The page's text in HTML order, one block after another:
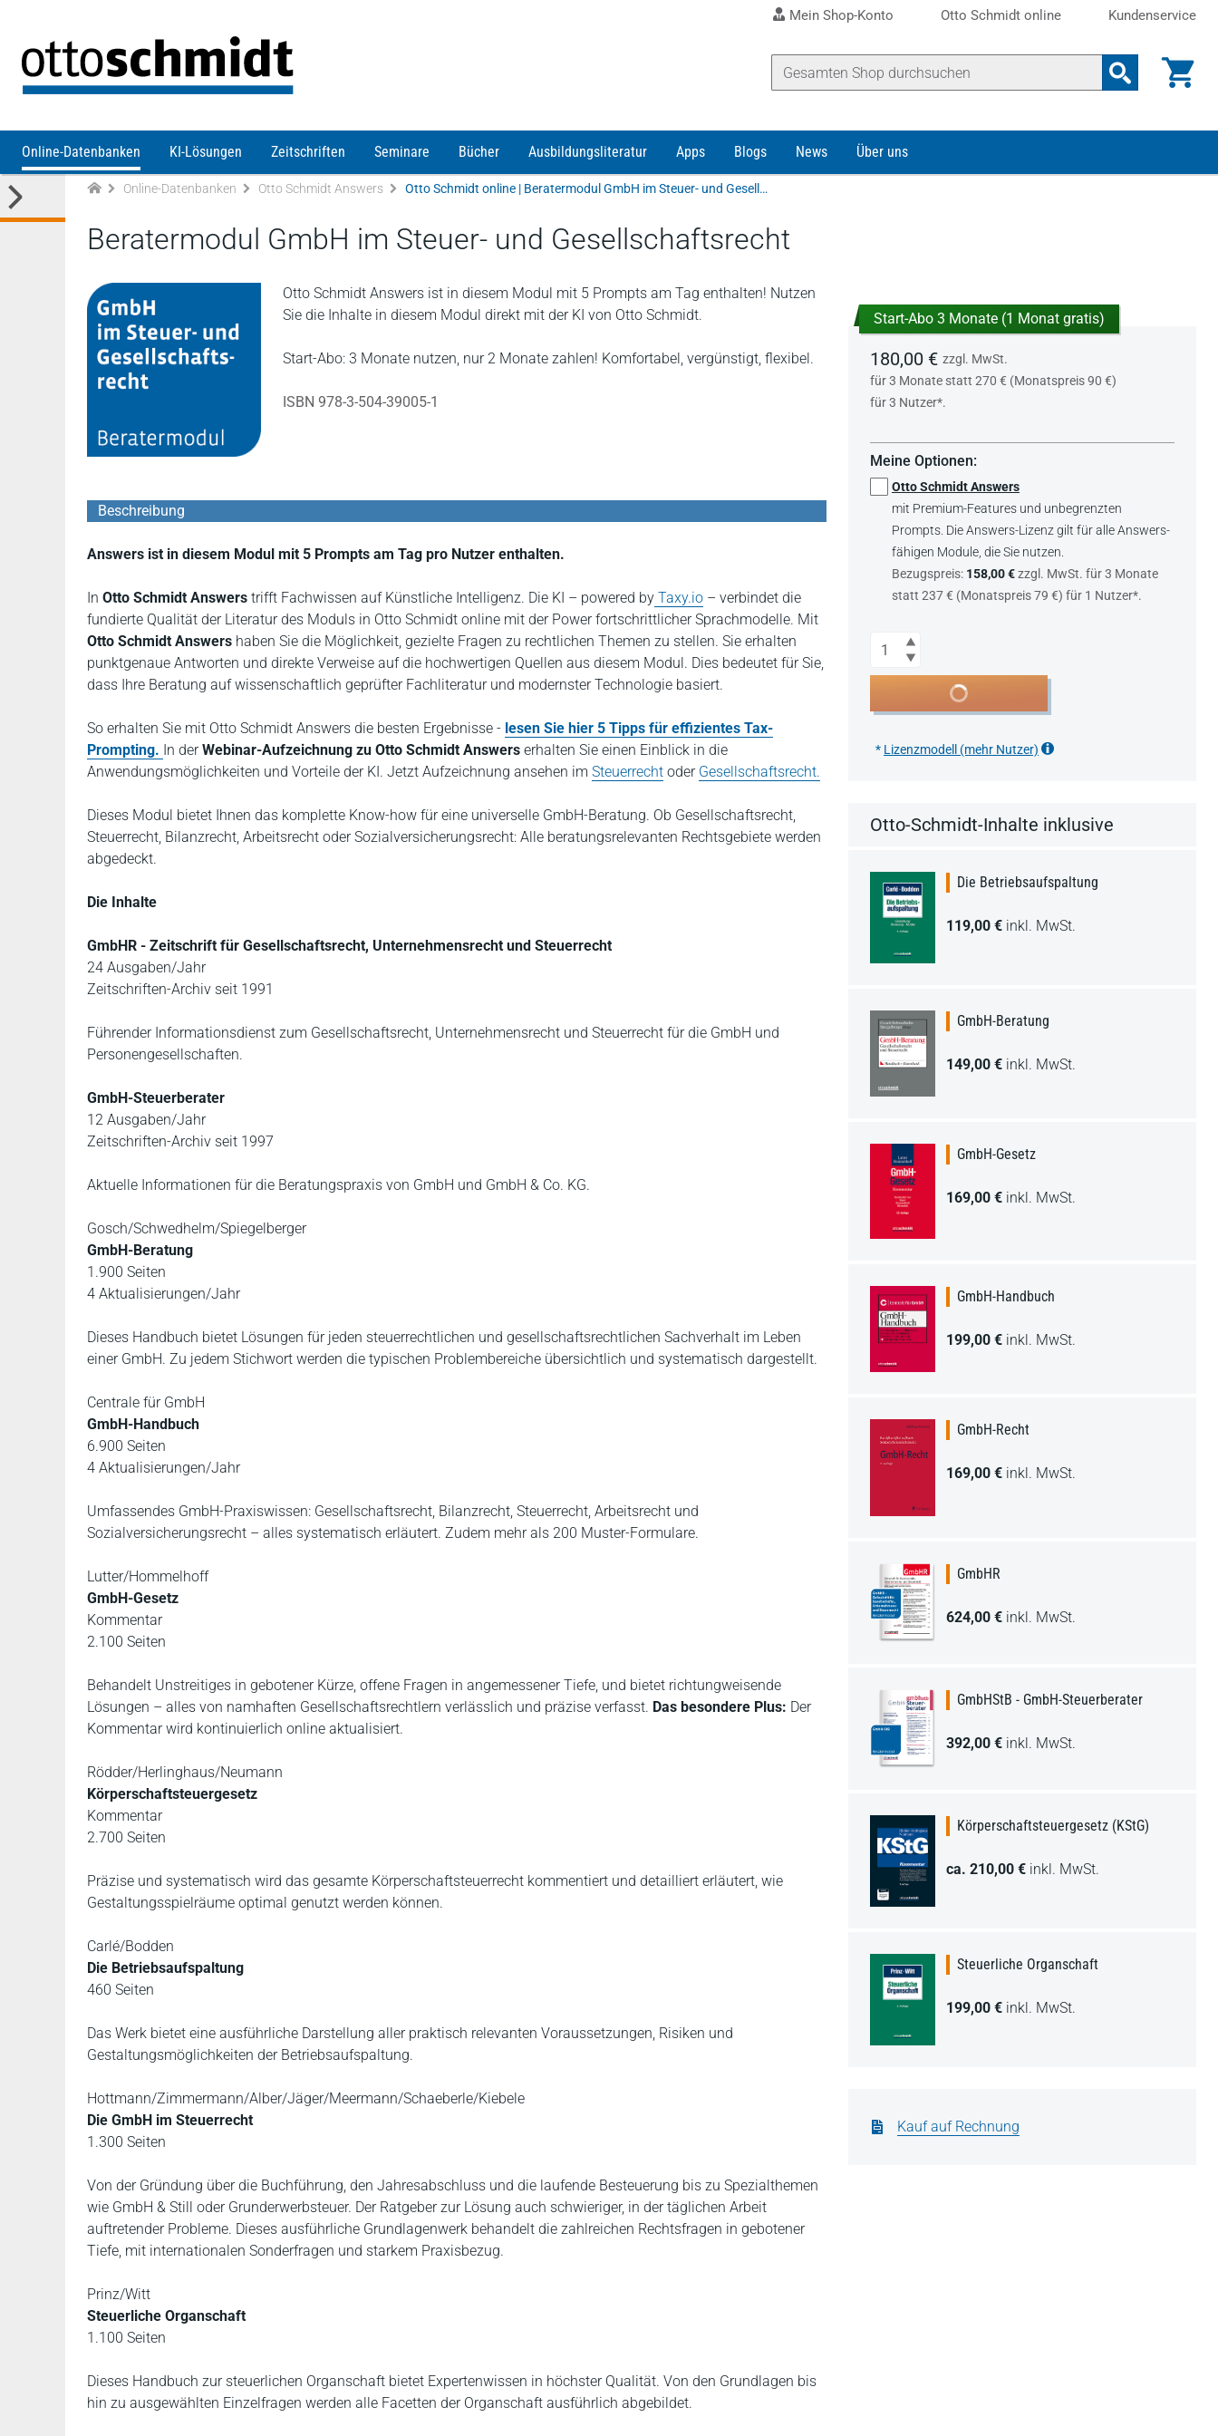
Mein Shop-Konto Otto Schmidt online Kundenservice
Online-Datenbanken KI-Lösungen Zeitschriften Seminare Bücher Ausbildungsliteratur Apps Blogs News Über uns
Online-Datenbanken Otto Schmidt Answers Otto Schmidt online | Beratermodul GmbH im Steuer- und Gesellschaftsrecht
Beratermodul GmbH im Steuer- und Gesellschaftsrecht
Otto Schmidt Answers ist in diesem Modul mit 5 Prompts am Tag enthalten! Nutzen
Sie die Inhalte in diesem Modul direkt mit der KI von Otto Schmidt.
Start-Abo: 3 Monate nutzen, nur 2 Monate zahlen! Komfortabel, vergünstigt, flexibel.
ISBN 978-3-504-39005-1
Start-Abo 3 Monate (1 Monat gratis)
180,00 € zzgl. MwSt.
für 3 Monate statt 270 € (Monatspreis 90 €)
für 3 Nutzer*.
Meine Optionen:
Otto Schmidt Answers
mit Premium-Features und unbegrenzten
Prompts. Die Answers-Lizenz gilt für alle Answers-
fähigen Module, die Sie nutzen.
Bezugspreis: 158,00 €zzgl. MwSt. für 3 Monate
statt 237 € (Monatspreis 79 €) für 1 Nutzer*.
Anzahl
In den Warenkorb
* Lizenzmodell (mehr Nutzer)
Beschreibung
Answers ist in diesem Modul mit 5 Prompts am Tag pro Nutzer enthalten.
In Otto Schmidt Answers trifft Fachwissen auf Künstliche Intelligenz. Die KI – powered by Taxy.io – verbindet die
fundierte Qualität der Literatur des Moduls in Otto Schmidt online mit der Power fortschrittlicher Sprachmodelle. Mit
Otto Schmidt Answers haben Sie die Möglichkeit, gezielte Fragen zu rechtlichen Themen zu stellen. Sie erhalten
punktgenaue Antworten und direkte Verweise auf die hochwertigen Quellen aus diesem Modul. Dies bedeutet für Sie,
dass Ihre Beratung auf wissenschaftlich geprüfter Fachliteratur und modernster Technologie basiert.
So erhalten Sie mit Otto Schmidt Answers die besten Ergebnisse - lesen Sie hier 5 Tipps für effizientes Tax-
Prompting. In derWebinar-Aufzeichnung zu Otto Schmidt Answers erhalten Sie einen Einblick in die
Anwendungsmöglichkeiten und Vorteile der KI. Jetzt Aufzeichnung ansehen im Steuerrecht oder Gesellschaftsrecht.
Dieses Modul bietet Ihnen das komplette Know-how für eine universelle GmbH-Beratung. Ob Gesellschaftsrecht,
Steuerrecht, Bilanzrecht, Arbeitsrecht oder Sozialversicherungsrecht: Alle beratungsrelevanten Rechtsgebiete werden
abgedeckt.
Die Inhalte
GmbHR - Zeitschrift für Gesellschaftsrecht, Unternehmensrecht und Steuerrecht
24 Ausgaben/Jahr
Zeitschriften-Archiv seit 1991
Führender Informationsdienst zum Gesellschaftsrecht, Unternehmensrecht und Steuerrecht für die GmbH und
Personengesellschaften.
GmbH-Steuerberater
12 Ausgaben/Jahr
Zeitschriften-Archiv seit 1997
Aktuelle Informationen für die Beratungspraxis von GmbH und GmbH & Co. KG.
Gosch/Schwedhelm/Spiegelberger
GmbH-Beratung
1.900 Seiten
4 Aktualisierungen/Jahr
Dieses Handbuch bietet Lösungen für jeden steuerrechtlichen und gesellschaftsrechtlichen Sachverhalt im Leben
einer GmbH. Zu jedem Stichwort werden die typischen Problembereiche übersichtlich und systematisch dargestellt.
Centrale für GmbH
GmbH-Handbuch
6.900 Seiten
4 Aktualisierungen/Jahr
Umfassendes GmbH-Praxiswissen: Gesellschaftsrecht, Bilanzrecht, Steuerrecht, Arbeitsrecht und
Sozialversicherungsrecht – alles systematisch erläutert. Zudem mehr als 200 Muster-Formulare.
Lutter/Hommelhoff
GmbH-Gesetz
Kommentar
2.100 Seiten
Behandelt Unstreitiges in gebotener Kürze, offene Fragen in angemessener Tiefe, und bietet richtungweisende
Lösungen – alles von namhaften Gesellschaftsrechtlern verlässlich und präzise verfasst. Das besondere Plus: Der
Kommentar wird kontinuierlich online aktualisiert.
Rödder/Herlinghaus/Neumann
Körperschaftsteuergesetz
Kommentar
2.700 Seiten
Präzise und systematisch wird das gesamte Körperschaftsteuerrecht kommentiert und detailliert erläutert, wie
Gestaltungsspielräume optimal genutzt werden können.
Carlé/Bodden
Die Betriebsaufspaltung
460 Seiten
Das Werk bietet eine ausführliche Darstellung aller praktisch relevanten Voraussetzungen, Risiken und
Gestaltungsmöglichkeiten der Betriebsaufspaltung.
Hottmann/Zimmermann/Alber/Jäger/Meermann/Schaeberle/Kiebele
Die GmbH im Steuerrecht
1.300 Seiten
Von der Gründung über die Buchführung, den Jahresabschluss und die laufende Besteuerung bis zu Spezialthemen
wie GmbH & Still oder Grunderwerbsteuer. Der Ratgeber zur Lösung auch schwieriger, in der täglichen Arbeit
auftretender Probleme. Dieses ausführliche Grundlagenwerk behandelt die zahlreichen Rechtsfragen in gebotener
Tiefe, mit internationalen Sonderfragen und starkem Praxisbezug.
Prinz/Witt
Steuerliche Organschaft
1.100 Seiten
Dieses Handbuch zur steuerlichen Organschaft bietet Expertenwissen in höchster Qualität. Von den Grundlagen bis
hin zu ausgewählten Einzelfragen werden alle Facetten der Organschaft ausführlich abgebildet.
Otto-Schmidt-Inhalte inklusive
Die Betriebsaufspaltung
119,00 € inkl. MwSt.
GmbH-Beratung
149,00 € inkl. MwSt.
GmbH-Gesetz
169,00 € inkl. MwSt.
GmbH-Handbuch
199,00 € inkl. MwSt.
GmbH-Recht
169,00 € inkl. MwSt.
GmbHR
624,00 € inkl. MwSt.
GmbHStB - GmbH-Steuerberater
392,00 € inkl. MwSt.
Körperschaftsteuergesetz (KStG)
ca. 210,00 € inkl. MwSt.
Steuerliche Organschaft
199,00 € inkl. MwSt.
Kauf auf Rechnung